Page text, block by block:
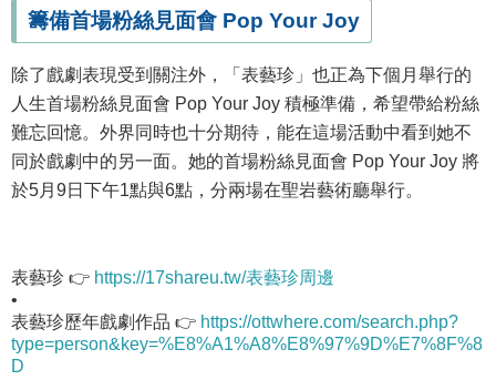
籌備首場粉絲見面會 Pop Your Joy
除了戲劇表現受到關注外，「表藝珍」也正為下個月舉行的
人生首場粉絲見面會 Pop Your Joy 積極準備，希望帶給粉絲
難忘回憶。外界同時也十分期待，能在這場活動中看到她不
同於戲劇中的另一面。她的首場粉絲見面會 Pop Your Joy 將
於5月9日下午1點與6點，分兩場在聖岩藝術廳舉行。
表藝珍 👉 https://17shareu.tw/表藝珍周邊
•
表藝珍歷年戲劇作品 👉 https://ottwhere.com/search.php?
type=person&key=%E8%A1%A8%E8%97%9D%E7%8F%8
D